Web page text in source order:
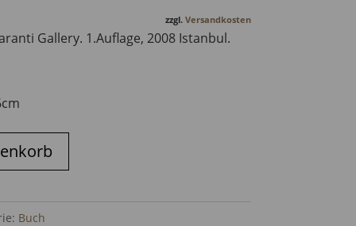
zzgl. Versandkosten
Gallery. 1.Auflage, 2008 Istanbul.
Buch